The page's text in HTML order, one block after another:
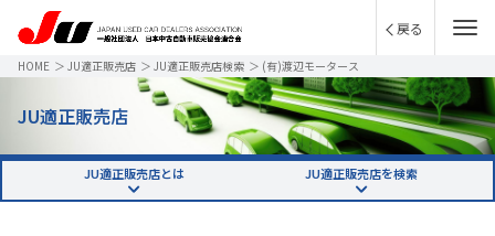
戻る
HOME ＞ JU適正販売店 ＞ JU適正販売店検索 ＞ (有)渡辺モータース
JU適正販売店
JU適正販売店とは JU適正販売店を検索